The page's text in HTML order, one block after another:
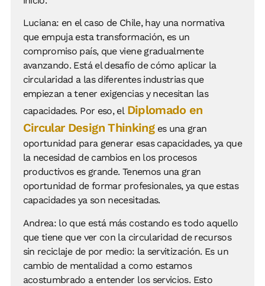
Luciana: en el caso de Chile, hay una normativa
que empuja esta transformación, es un
compromiso país, que viene gradualmente
avanzando. Está el desafío de cómo aplicar la
circularidad a las diferentes industrias que
empiezan a tener exigencias y necesitan las
capacidades. Por eso, el Diplomado en
Circular Design Thinkinges una gran
oportunidad para generar esas capacidades, ya que
la necesidad de cambios en los procesos
productivos es grande. Tenemos una gran
oportunidad de formar profesionales, ya que estas
capacidades ya son necesitadas.
Andrea: lo que está más costando es todo aquello
que tiene que ver con la circularidad de recursos
sin reciclaje de por medio: la servitización. Es un
cambio de mentalidad a como estamos
acostumbrado a entender los servicios. Esto